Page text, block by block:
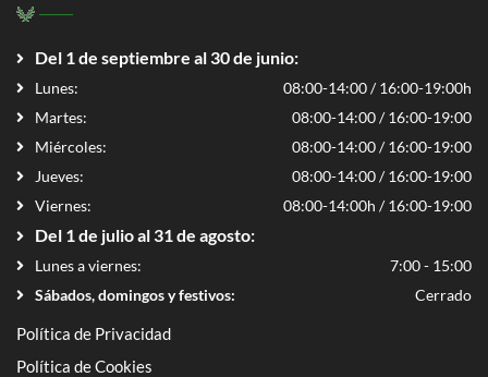
Del 1 de septiembre al 30 de junio:
Lunes:
08:00-14:00 / 16:00-19:00h
Martes:
08:00-14:00 / 16:00-19:00
Miércoles:
08:00-14:00 / 16:00-19:00
Jueves:
08:00-14:00 / 16:00-19:00
Viernes:
08:00-14:00h / 16:00-19:00
Del 1 de julio al 31 de agosto:
Lunes a viernes:
7:00 - 15:00
Sábados, domingos y festivos:
Cerrado
Política de Privacidad
Política de Cookies
07/01/2022